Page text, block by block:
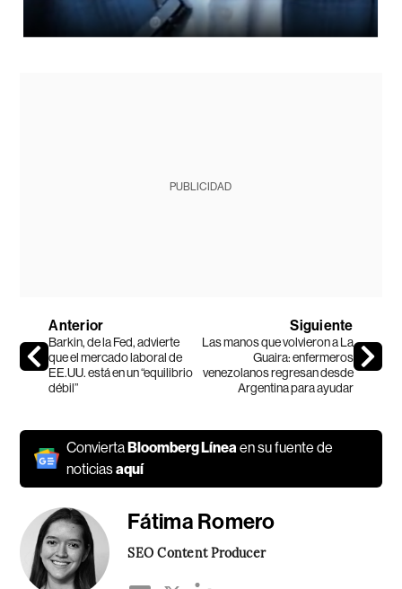
PUBLICIDAD
Anterior
Barkin, de la Fed, advierte
que el mercado laboral de
EE.UU. está en un “equilibrio
débil”
Siguiente
Las manos que volvieron a La
Guaira: enfermeros
venezolanos regresan desde
Argentina para ayudar
ConviertaBloomberg Línea en su fuente de
noticiasaquí
Fátima Romero
SEO Content Producer